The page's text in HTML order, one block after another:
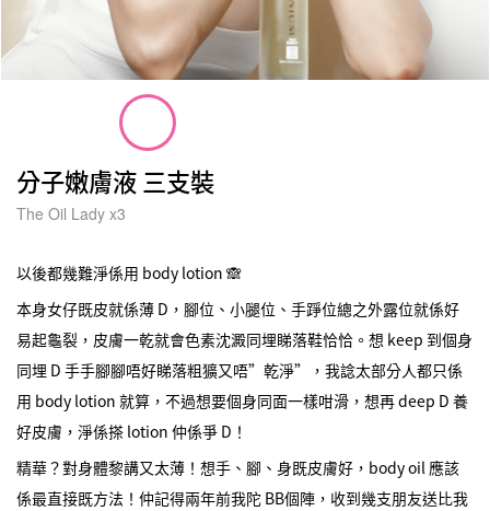
分子嫩膚液 三支裝
The Oil Lady x3
以後都幾難淨係用 body lotion 🙈
本身女仔既皮就係薄 D，腳位、小腿位、手踭位總之外露位就係好
易起龜裂，皮膚一乾就會色素沈澱同埋睇落鞋恰恰。想 keep 到個身
同埋 D 手手腳腳唔好睇落粗獷又唔”乾淨”，我諗太部分人都只係
用 body lotion 就算，不過想要個身同面一樣咁滑，想再 deep D 養
好皮膚，淨係搽 lotion 仲係爭 D！
精華？對身體黎講又太薄！想手、腳、身既皮膚好，body oil 應該
係最直接既方法！仲記得兩年前我陀 BB個陣，收到幾支朋友送比我